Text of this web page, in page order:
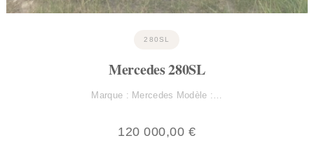
280SL
Mercedes 280SL
Marque : Mercedes Modèle :…
120 000,00 €